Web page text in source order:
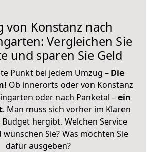
von Konstanz nach
Vergleichen Sie
und sparen Sie Geld
Punkt bei jedem Umzug – Die
Ob innerorts oder von Konstanz
oder nach Panketal –ein
. Man muss sich vorher im Klaren
Budget hergibt. Welchen Service
Sie? Was möchten Sie
dafür ausgeben?